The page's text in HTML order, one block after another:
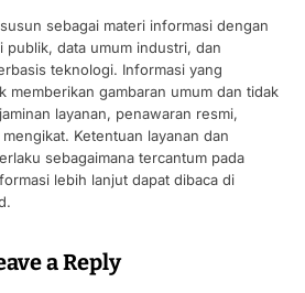
sebagai materi informasi dengan
publik, data umum industri, dan
teknologi. Informasi yang
memberikan gambaran umum dan tidak
layanan, penawaran resmi,
Ketentuan layanan dan
sebagaimana tercantum pada
lebih lanjut dapat dibaca di
a Reply